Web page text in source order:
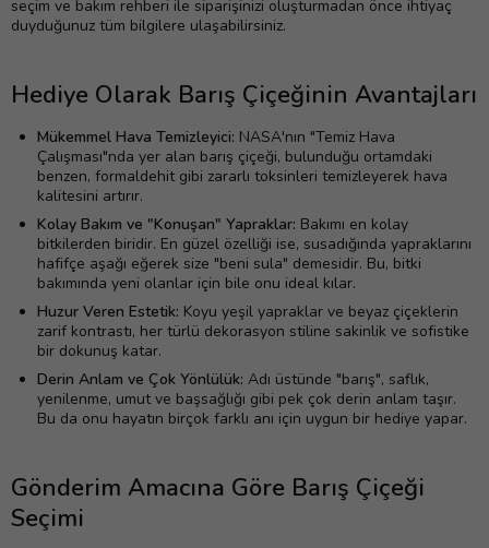
seçim ve bakım rehberi ile siparişinizi oluşturmadan önce ihtiyaç
duyduğunuz tüm bilgilere ulaşabilirsiniz.
Hediye Olarak Barış Çiçeğinin Avantajları
Mükemmel Hava Temizleyici: NASA'nın "Temiz Hava
Çalışması"nda yer alan barış çiçeği, bulunduğu ortamdaki
benzen, formaldehit gibi zararlı toksinleri temizleyerek hava
kalitesini artırır.
Kolay Bakım ve "Konuşan" Yapraklar: Bakımı en kolay
bitkilerden biridir. En güzel özelliği ise, susadığında yapraklarını
hafifçe aşağı eğerek size "beni sula" demesidir. Bu, bitki
bakımında yeni olanlar için bile onu ideal kılar.
Huzur Veren Estetik: Koyu yeşil yapraklar ve beyaz çiçeklerin
zarif kontrastı, her türlü dekorasyon stiline sakinlik ve sofistike
bir dokunuş katar.
Derin Anlam ve Çok Yönlülük: Adı üstünde "barış", saflık,
yenilenme, umut ve başsağlığı gibi pek çok derin anlam taşır.
Bu da onu hayatın birçok farklı anı için uygun bir hediye yapar.
Gönderim Amacına Göre Barış Çiçeği
Seçimi